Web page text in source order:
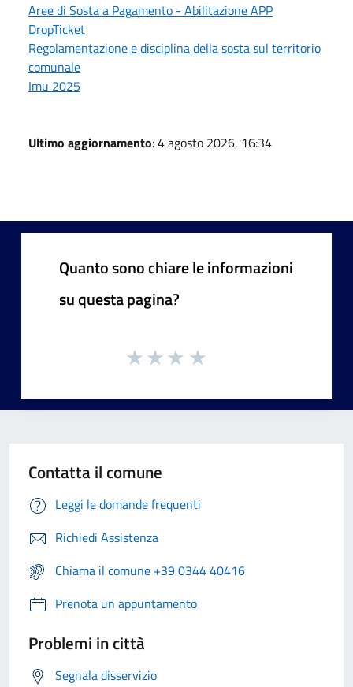
Aree di Sosta a Pagamento - Abilitazione APP
DropTicket
Regolamentazione e disciplina della sosta sul territorio
comunale
Imu 2025
Ultimo aggiornamento: 4 agosto 2026, 16:34
Quanto sono chiare le informazioni
su questa pagina?
Contatta il comune
Leggi le domande frequenti
Richiedi Assistenza
Chiama il comune +39 0344 40416
Prenota un appuntamento
Problemi in città
Segnala disservizio